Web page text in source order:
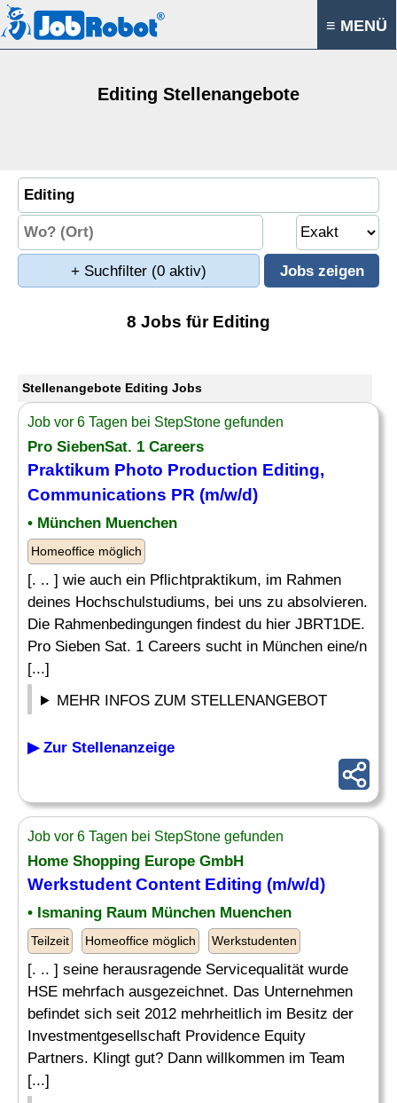
≡ MENÜ
Editing Stellenangebote
+ Suchfilter (0 aktiv)
8 Jobs für Editing
Stellenangebote Editing Jobs
Job vor 6 Tagen bei StepStone gefunden
Pro SiebenSat. 1 Careers
Praktikum Photo Production Editing,
Communications PR (m/w/d)
• München Muenchen
Homeoffice möglich
[. .. ] wie auch ein Pflichtpraktikum, im Rahmen
deines Hochschulstudiums, bei uns zu absolvieren.
Die Rahmenbedingungen findest du hier JBRT1DE.
Pro Sieben Sat. 1 Careers sucht in München eine/n
[...]
MEHR INFOS ZUM STELLENANGEBOT
▶ Zur Stellenanzeige
Job vor 6 Tagen bei StepStone gefunden
Home Shopping Europe GmbH
Werkstudent Content Editing (m/w/d)
• Ismaning Raum München Muenchen
Teilzeit Homeoffice möglich Werkstudenten
[. .. ] seine herausragende Servicequalität wurde
HSE mehrfach ausgezeichnet. Das Unternehmen
befindet sich seit 2012 mehrheitlich im Besitz der
Investmentgesellschaft Providence Equity
Partners. Klingt gut? Dann willkommen im Team
[...]